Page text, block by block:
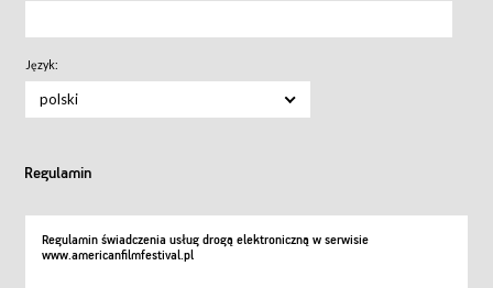
Język:
polski
Regulamin
Regulamin świadczenia usług drogą elektroniczną w serwisie
www.americanfilmfestival.pl